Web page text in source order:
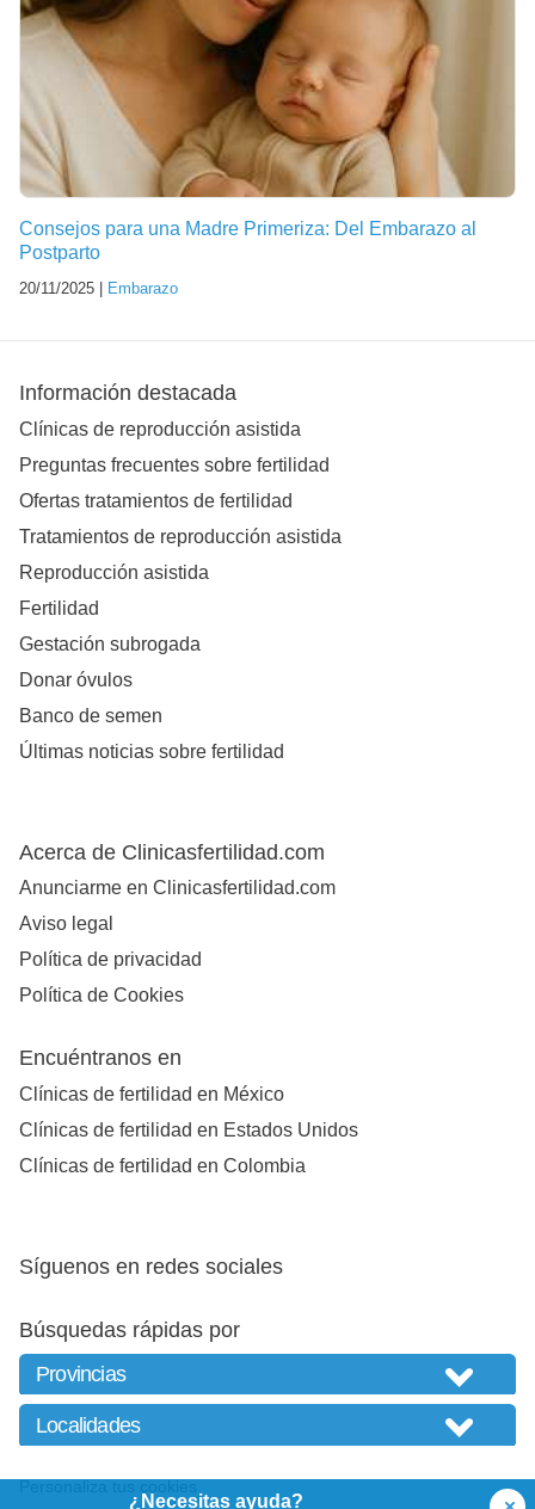
Consejos para una Madre Primeriza: Del Embarazo al
Postparto
20/11/2025 | Embarazo
¿Necesitas ayuda?
Información destacada
Clínicas de reproducción asistida
Preguntas frecuentes sobre fertilidad
Ofertas tratamientos de fertilidad
Tratamientos de reproducción asistida
Reproducción asistida
Fertilidad
Gestación subrogada
Donar óvulos
Banco de semen
Últimas noticias sobre fertilidad
Acerca de Clinicasfertilidad.com
Anunciarme en Clinicasfertilidad.com
Aviso legal
Política de privacidad
Política de Cookies
Encuéntranos en
Clínicas de fertilidad en México
Clínicas de fertilidad en Estados Unidos
Clínicas de fertilidad en Colombia
Síguenos en redes sociales
Búsquedas rápidas por